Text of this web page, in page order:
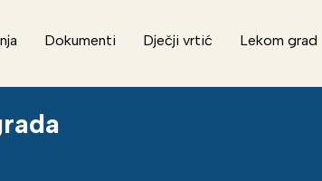
Dokumenti Dječji vrtić Lekom grad